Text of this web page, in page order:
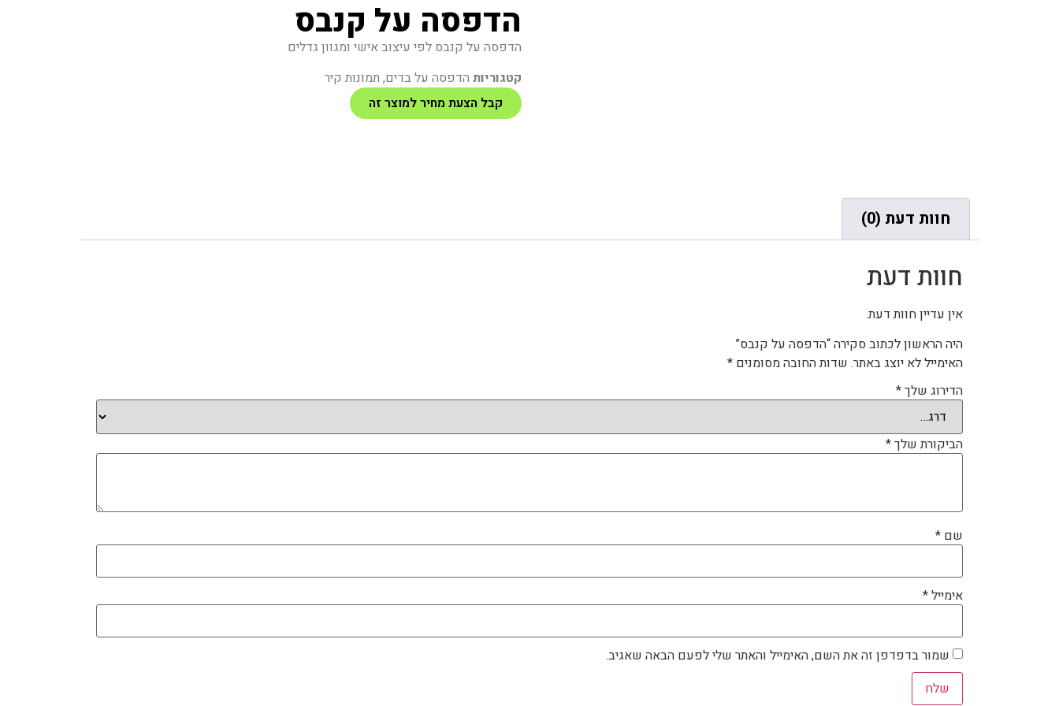
הדפסה על קנבס
הדפסה על קנבס לפי עיצוב אישי ומגוון גדלים
קטגוריות הדפסה על בדים, תמונות קיר
קבל הצעת מחיר למוצר זה
חוות דעת (0)
חוות דעת
אין עדיין חוות דעת.
היה הראשון לכתוב סקירה “הדפסה על קנבס”
האימייל לא יוצג באתר. שדות החובה מסומנים *
הדירוג שלך*
הביקורת שלך*
שם *
אימייל*
שמור בדפדפן זה את השם, האימייל והאתר שלי לפעם הבאה שאגיב.